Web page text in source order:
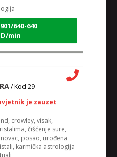
640-640
min
/ Kod 29
je zauzet
crowley, visak,
čišćenje sure,
posao, urođena
karmička astrologija